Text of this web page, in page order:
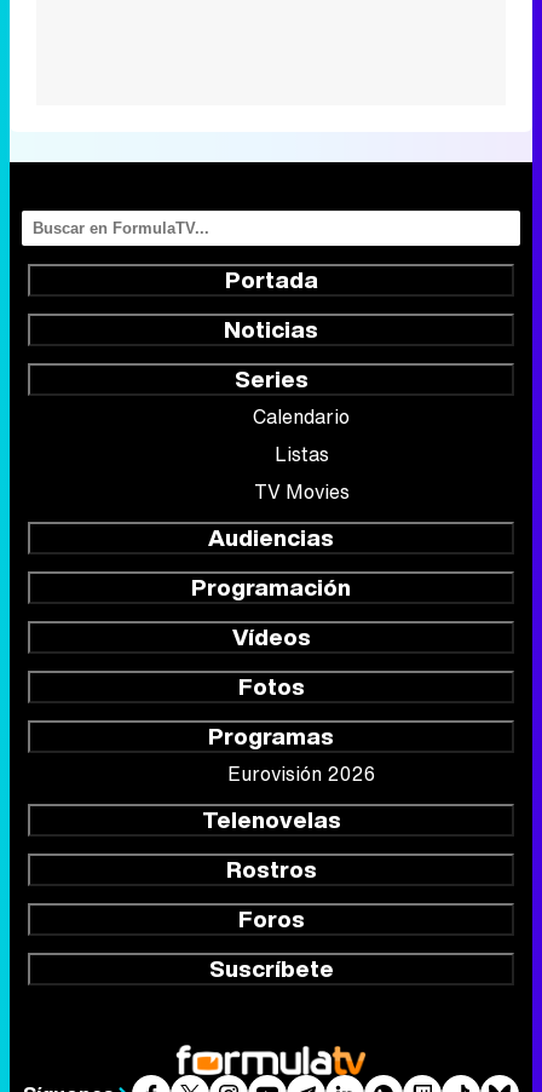
Portada
Noticias
Series
Calendario
Listas
TV Movies
Audiencias
Programación
Vídeos
Fotos
Programas
Eurovisión 2026
Telenovelas
Rostros
Foros
Suscríbete